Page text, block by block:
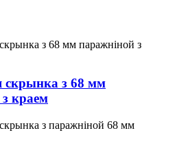
скрынка з 68 мм
краем